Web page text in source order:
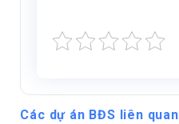
Các dự án BĐS liên quan